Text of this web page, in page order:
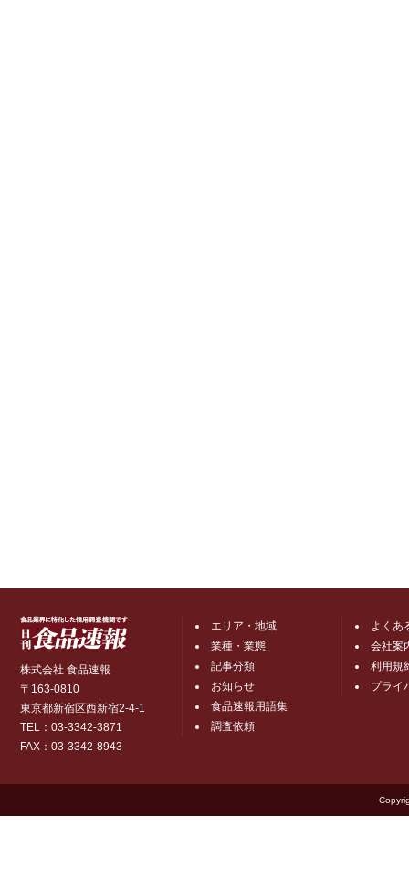
株式会社 食品速報
〒163-0810
東京都新宿区西新宿2-4-1
TEL：03-3342-3871
FAX：03-3342-8943
エリア・地域
業種・業態
記事分類
お知らせ
食品速報用語集
調査依頼
よくあ
会社案
利用規
プライ